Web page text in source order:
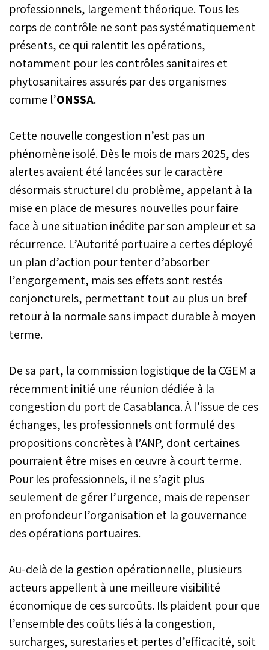
professionnels, largement théorique. Tous les
corps de contrôle ne sont pas systématiquement
présents, ce qui ralentit les opérations,
notamment pour les contrôles sanitaires et
phytosanitaires assurés par des organismes
comme l’ONSSA.
Cette nouvelle congestion n’est pas un
phénomène isolé. Dès le mois de mars 2025, des
alertes avaient été lancées sur le caractère
désormais structurel du problème, appelant à la
mise en place de mesures nouvelles pour faire
face à une situation inédite par son ampleur et sa
récurrence. L’Autorité portuaire a certes déployé
un plan d’action pour tenter d’absorber
l’engorgement, mais ses effets sont restés
conjoncturels, permettant tout au plus un bref
retour à la normale sans impact durable à moyen
terme.
De sa part, la commission logistique de la CGEM a
récemment initié une réunion dédiée à la
congestion du port de Casablanca. À l’issue de ces
échanges, les professionnels ont formulé des
propositions concrètes à l’ANP, dont certaines
pourraient être mises en œuvre à court terme.
Pour les professionnels, il ne s’agit plus
seulement de gérer l’urgence, mais de repenser
en profondeur l’organisation et la gouvernance
des opérations portuaires.
Au-delà de la gestion opérationnelle, plusieurs
acteurs appellent à une meilleure visibilité
économique de ces surcoûts. Ils plaident pour que
l’ensemble des coûts liés à la congestion,
surcharges, surestaries et pertes d’efficacité, soit